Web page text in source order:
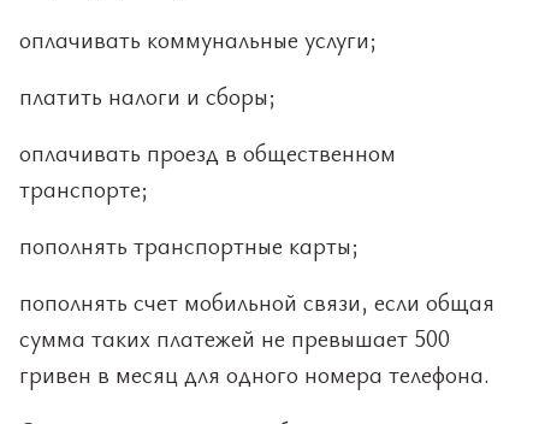
оплачивать коммунальные услуги;
платить налоги и сборы;
оплачивать проезд в общественном
транспорте;
пополнять транспортные карты;
пополнять счет мобильной связи, если общая
сумма таких платежей не превышает 500
гривен в месяц для одного номера телефона.